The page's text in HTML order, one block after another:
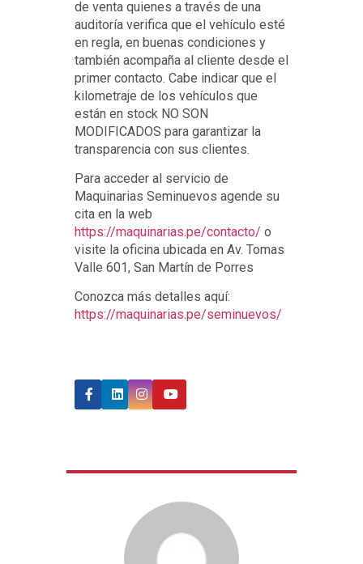
de venta quienes a través de una
auditoría verifica que el vehículo esté
en regla, en buenas condiciones y
también acompaña al cliente desde el
primer contacto. Cabe indicar que el
kilometraje de los vehículos que
están en stock NO SON
MODIFICADOS para garantizar la
transparencia con sus clientes.
Para acceder al servicio de
Maquinarias Seminuevos agende su
cita en la web
https://maquinarias.pe/contacto/ o
visite la oficina ubicada en Av. Tomas
Valle 601, San Martín de Porres
Conozca más detalles aquí:
https://maquinarias.pe/seminuevos/